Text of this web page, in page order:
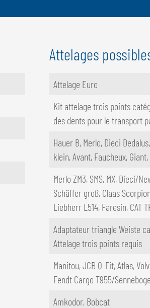
Attelages
Attelage Euro
Kit attelage trois points
des dents pour le transport
Hauer B, Merlo, Dieci
klein, Avant, Faucheux, Giant,
Merlo ZM3, SMS, MX, Dieci/
Schäffer groß, Claas
Liebherr L514, Faresin, CAT
Adaptateur triangle Weiste
Attelage trois points requis
Manitou, JCB Q-Fit, Atlas,
Fendt Cargo T955/
Amkodor, Bobcat